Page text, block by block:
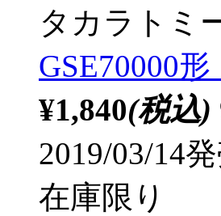
タカラトミ
GSE70000
¥1,840(税込)
2019/03/14
在庫限り